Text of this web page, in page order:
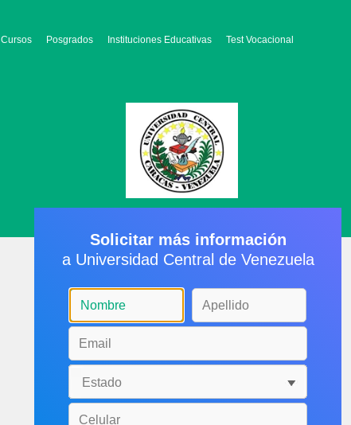
Cursos Posgrados Instituciones Educativas Test Vocacional
Solicitar más información
a Universidad Central de Venezuela